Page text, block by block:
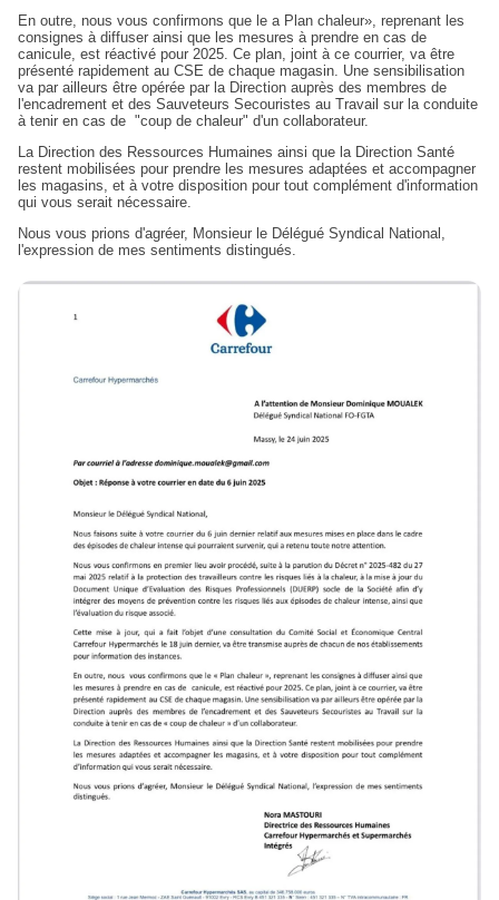
En outre, nous vous confirmons que le a Plan chaleur», reprenant les
consignes à diffuser ainsi que les mesures à prendre en cas de
canicule, est réactivé pour 2025. Ce plan, joint à ce courrier, va être
présenté rapidement au CSE de chaque magasin. Une sensibilisation
va par ailleurs être opérée par la Direction auprès des membres de
l'encadrement et des Sauveteurs Secouristes au Travail sur la conduite
à tenir en cas de "coup de chaleur" d'un collaborateur.
La Direction des Ressources Humaines ainsi que la Direction Santé
restent mobilisées pour prendre les mesures adaptées et accompagner
les magasins, et à votre disposition pour tout complément d'information
qui vous serait nécessaire.
Nous vous prions d'agréer, Monsieur le Délégué Syndical National,
l'expression de mes sentiments distingués.